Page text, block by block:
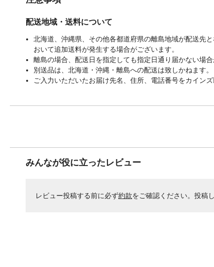
配送地域・送料について
北海道、沖縄県、その他各都道府県の離島地域が配送先
おいて追加送料が発生する場合がございます。
離島の場合、配送日を指定しても指定日通り届かない場合
別送品は、北海道・沖縄・離島への配送は致しかねます。
ご入力いただいたお届け先名、住所、電話番号をカイン
みんなが役に立ったレビュー
レビュー投稿する前に必ず約款をご確認ください。投稿